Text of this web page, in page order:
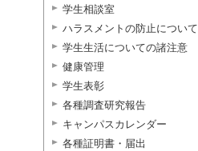
学生相談室
ハラスメントの防止について
学生生活についての諸注意
健康管理
学生表彰
各種調査研究報告
キャンパスカレンダー
各種証明書・届出